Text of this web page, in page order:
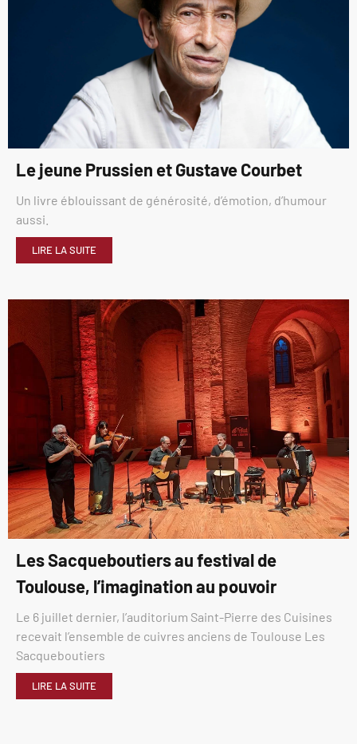
Le jeune Prussien et Gustave Courbet
Un livre éblouissant de générosité, d’émotion, d’humour
aussi.
LIRE LA SUITE
Les Sacqueboutiers au festival de
Toulouse, l’imagination au pouvoir
Le 6 juillet dernier, l’auditorium Saint-Pierre des Cuisines
recevait l’ensemble de cuivres anciens de Toulouse Les
Sacqueboutiers
LIRE LA SUITE